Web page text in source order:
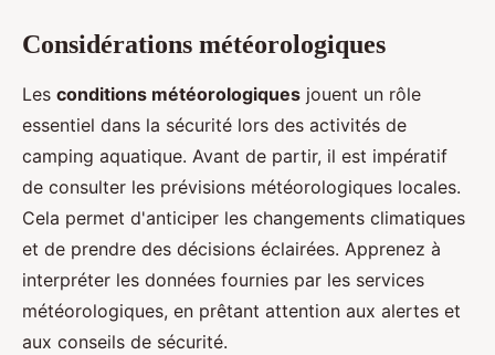
Considérations météorologiques
Les conditions météorologiques jouent un rôle
essentiel dans la sécurité lors des activités de
camping aquatique. Avant de partir, il est impératif
de consulter les prévisions météorologiques locales.
Cela permet d'anticiper les changements climatiques
et de prendre des décisions éclairées. Apprenez à
interpréter les données fournies par les services
météorologiques, en prêtant attention aux alertes et
aux conseils de sécurité.